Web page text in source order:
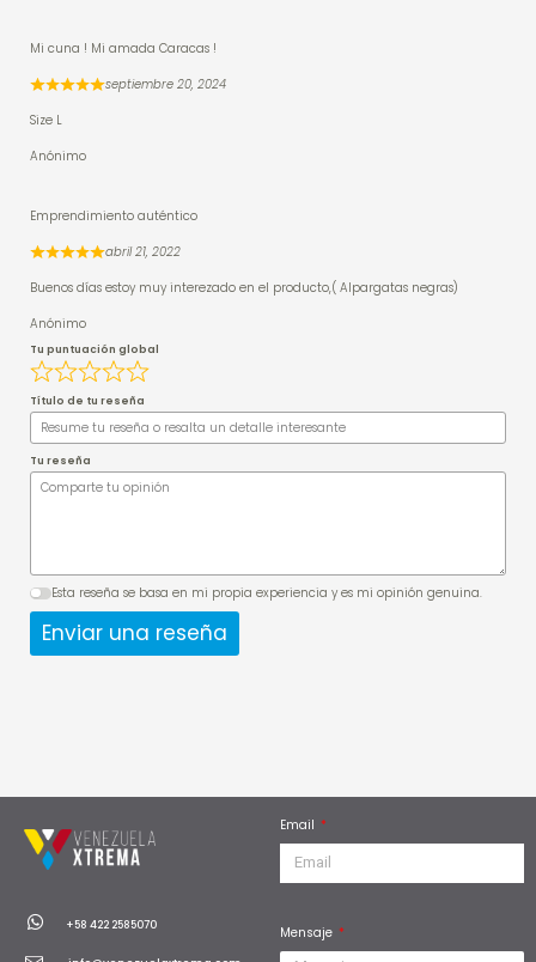
Mi cuna ! Mi amada Caracas !
septiembre 20, 2024
Size L
Anónimo
Emprendimiento auténtico
abril 21, 2022
Buenos días estoy muy interezado en el producto,( Alpargatas negras)
Anónimo
Tu puntuación global
Título de tu reseña
Tu reseña
Esta reseña se basa en mi propia experiencia y es mi opinión genuina.
Enviar una reseña
W +58 422 2585070
Email
Mensaje